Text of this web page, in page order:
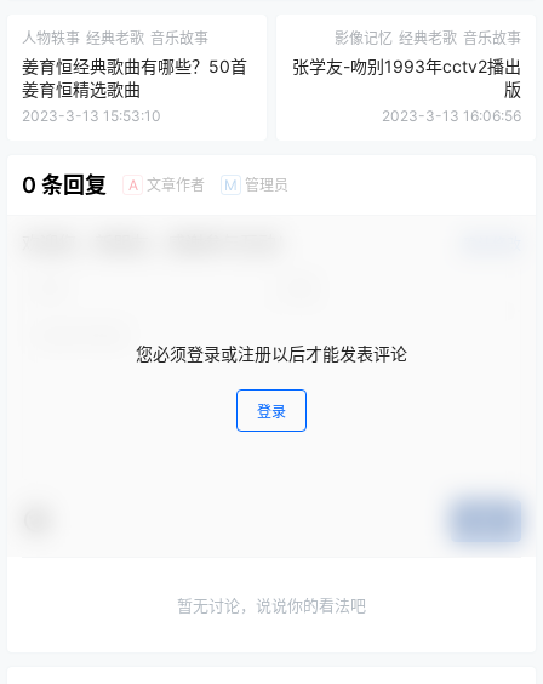
人物轶事 经典老歌 音乐故事
姜育恒经典歌曲有哪些？50首
姜育恒精选歌曲
2023-3-13 15:53:10
影像记忆 经典老歌 音乐故事
张学友-吻别1993年cctv2播出
版
2023-3-13 16:06:56
0 条回复 A 文章作者 M 管理员
您必须登录或注册以后才能发表评论
登录
暂无讨论，说说你的看法吧